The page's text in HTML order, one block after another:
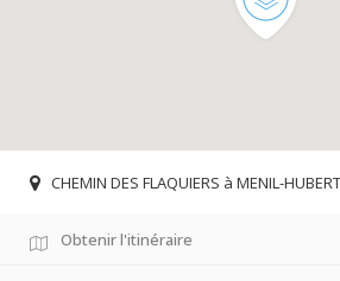
CHEMIN DES FLAQUIERS à MENIL-
Obtenir l'itinéraire